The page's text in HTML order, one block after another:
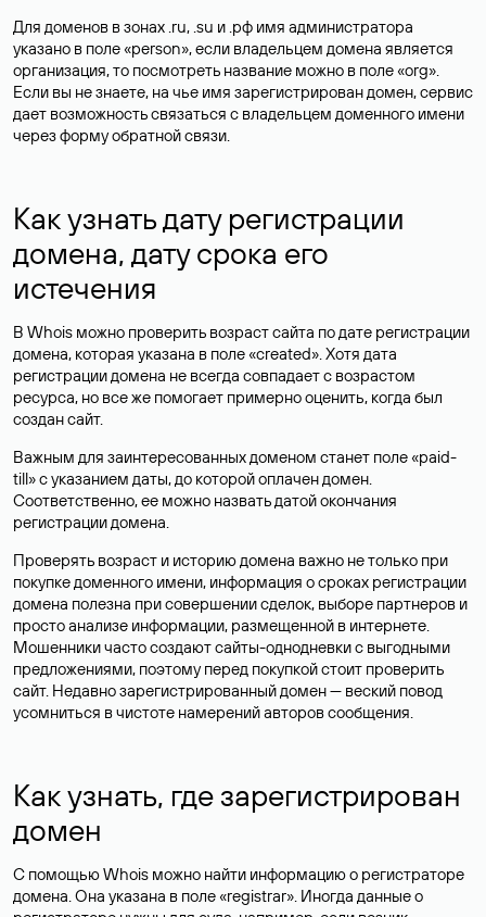
Для доменов в зонах .ru, .su и .рф имя администратора
указано в поле «person», если владельцем домена является
организация, то посмотреть название можно в поле «org».
Если вы не знаете, на чье имя зарегистрирован домен, сервис
дает возможность связаться с владельцем доменного имени
через форму обратной связи.
Как узнать дату регистрации
домена, дату срока его
истечения
В Whois можно проверить возраст сайта по дате регистрации
домена, которая указана в поле «created». Хотя дата
регистрации домена не всегда совпадает с возрастом
ресурса, но все же помогает примерно оценить, когда был
создан сайт.
Важным для заинтересованных доменом станет поле «paid-
till» с указанием даты, до которой оплачен домен.
Соответственно, ее можно назвать датой окончания
регистрации домена.
Проверять возраст и историю домена важно не только при
покупке доменного имени, информация о сроках регистрации
домена полезна при совершении сделок, выборе партнеров и
просто анализе информации, размещенной в интернете.
Мошенники часто создают сайты-однодневки с выгодными
предложениями, поэтому перед покупкой стоит проверить
сайт. Недавно зарегистрированный домен — веский повод
усомниться в чистоте намерений авторов сообщения.
Как узнать, где зарегистрирован
домен
С помощью Whois можно найти информацию о регистраторе
домена. Она указана в поле «registrar». Иногда данные о